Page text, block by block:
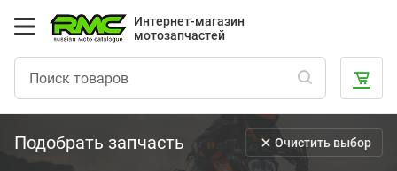
Интернет-магазин
мотозапчастей
Подобрать запчасть Очистить выбор